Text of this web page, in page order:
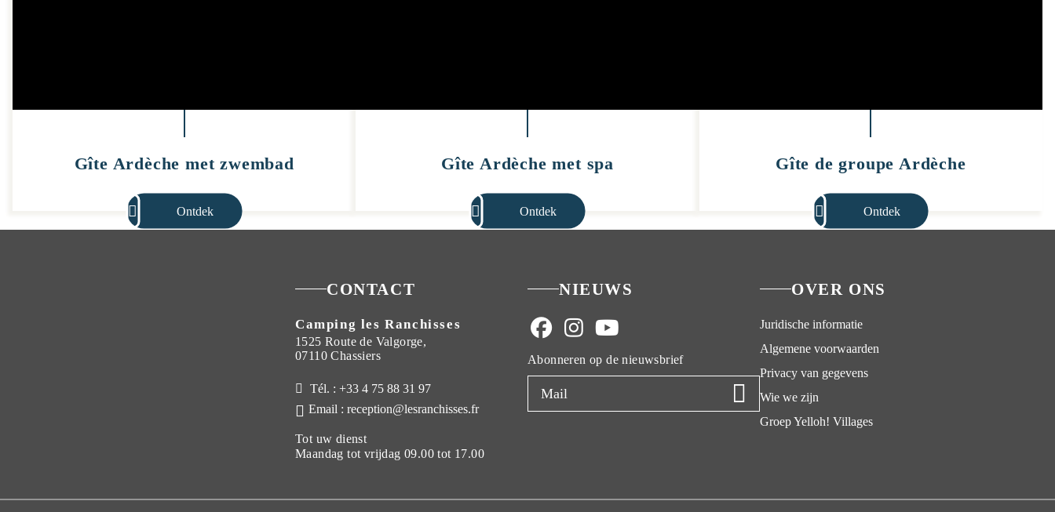
Gîte Ardèche met zwembad
Ontdek
Gîte Ardèche met spa
Ontdek
Gîte de groupe Ardèche
Ontdek
CONTACT
Camping les Ranchisses
1525 Route de Valgorge,
07110 Chassiers
Tél. : +33 4 75 88 31 97
Email : reception@lesranchisses.fr
Tot uw dienst
Maandag tot vrijdag 09.00 tot 17.00
NIEUWS
Abonneren op de nieuwsbrief
OVER ONS
Juridische informatie
Algemene voorwaarden
Privacy van gegevens
Wie we zijn
Groep Yelloh! Villages